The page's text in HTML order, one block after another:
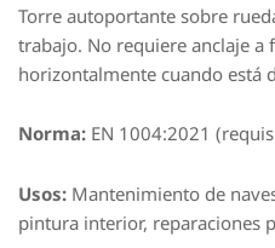
Torre autoportante sobre
trabajo. No requiere anclaje a
horizontalmente cuando está
Norma: EN 1004:2021
Usos: Mantenimiento de
pintura interior, reparaciones